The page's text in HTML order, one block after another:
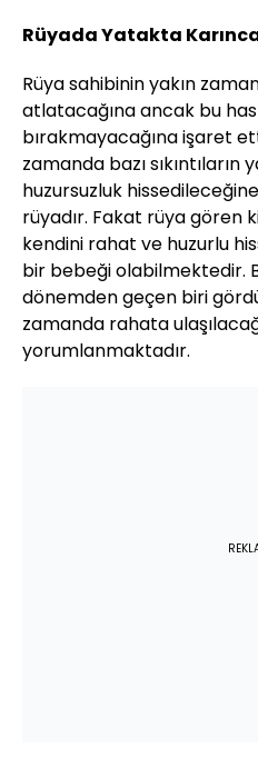
Rüyada Yatakta
Rüya sahibinin yakın
atlatacağına ancak bu
bırakmayacağına işaret
zamanda bazı sıkıntıların
huzursuzluk
rüyadır. Fakat rüya gören
kendini rahat ve huzurlu
bir bebeği olabilmektedir.
dönemden geçen biri
zamanda rahata
yorumlanmaktadır.